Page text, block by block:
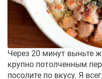
Через 20 минут выньте
крупно потолченным
посолите по вкусу. Я